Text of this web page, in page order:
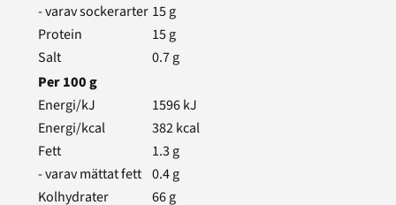
- varav sockerarter 15g
Protein
15g
Salt
0.7g
Per100g
Energi/kJ
1596kJ
Energi/kcal
382kcal
Fett
1.3g
- varav mättat fett 0.4g
Kolhydrater
66g